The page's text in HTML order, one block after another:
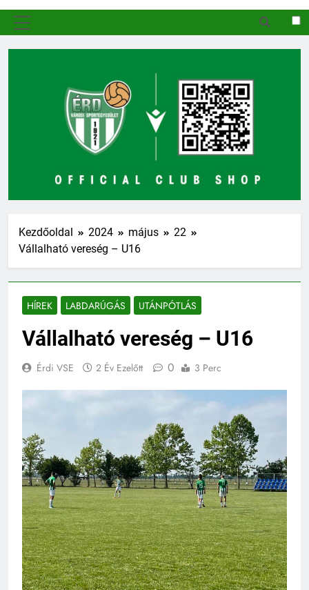
Kezdőoldal 2024 május
22
Vállalható vereség – U16
HÍREK LABDARÚGÁS UTÁNPÓTLÁS
Vállalható vereség – U16
Érdi VSE 2 Év Ezelőtt 0 3 Perc